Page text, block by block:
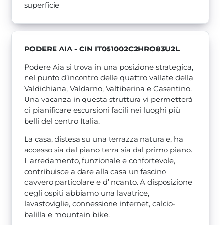
superficie
PODERE AIA - CIN IT051002C2HRO83U2L
Podere Aia si trova in una posizione strategica,
nel punto d’incontro delle quattro vallate della
Valdichiana, Valdarno, Valtiberina e Casentino.
Una vacanza in questa struttura vi permetterà
di pianificare escursioni facili nei luoghi più
belli del centro Italia.
La casa, distesa su una terrazza naturale, ha
accesso sia dal piano terra sia dal primo piano.
L'arredamento, funzionale e confortevole,
contribuisce a dare alla casa un fascino
davvero particolare e d’incanto. A disposizione
degli ospiti abbiamo una lavatrice,
lavastoviglie, connessione internet, calcio-
balilla e mountain bike.